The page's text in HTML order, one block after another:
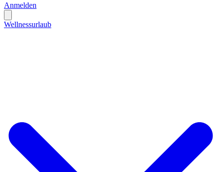
Anmelden
Wellnessurlaub